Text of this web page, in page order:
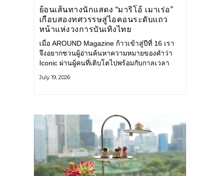
ย้อนเส้นทางนักแสดง “มาริโอ้ เมาเร่อ”
เกือบสองทศวรรษสู่ไอคอนระดับแถว
หน้าแห่งวงการบันเทิงไทย
เมื่อ AROUND Magazine ก้าวเข้าสู่ปีที่ 16 เรา
จึงอยากชวนผู้อ่านค้นหาความหมายของคำว่า
Iconic ผ่านผู้คนที่เติบโตไปพร้อมกับกาลเวลา
คือ มาริโอ้ เมาเร่อ
July 19, 2026